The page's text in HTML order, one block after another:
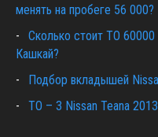
менять на пробеге 56 000?
Сколько стоит ТО 60000
Кашкай?
Подбор вкладышей
ТО – 3 Nissan Teana